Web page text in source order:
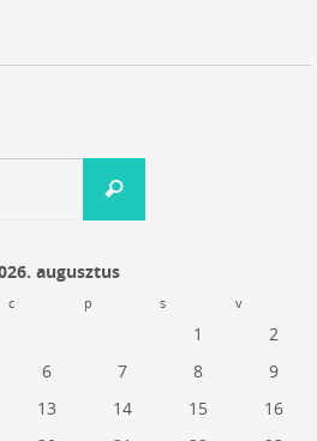
Keress!
augusztus
c p s v
1
2
6 7 8
9
13 14 15
16